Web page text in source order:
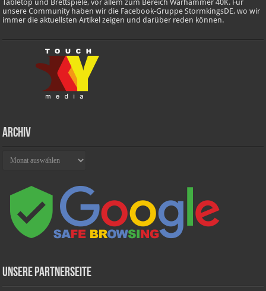
Tabletop und Brettspiele, vor allem zum Bereich Warhammer 40K. Für
unsere Community haben wir die Facebook-Gruppe StormkingsDE, wo wir
immer die aktuellsten Artikel zeigen und darüber reden können.
Archiv
Unsere Partnerseite